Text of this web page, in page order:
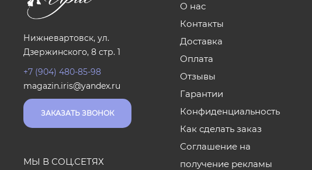
Нижневартовск, ул.
Дзержинского, 8 стр. 1
+7 (904) 480-85-98
magazin.iris@yandex.ru
ЗАКАЗАТЬ ЗВОНОК
МЫ В СОЦ.СЕТЯХ
О нас
Контакты
Доставка
Оплата
Отзывы
Гарантии
Конфиденциальность
Как сделать заказ
Соглашение на
получение рекламы